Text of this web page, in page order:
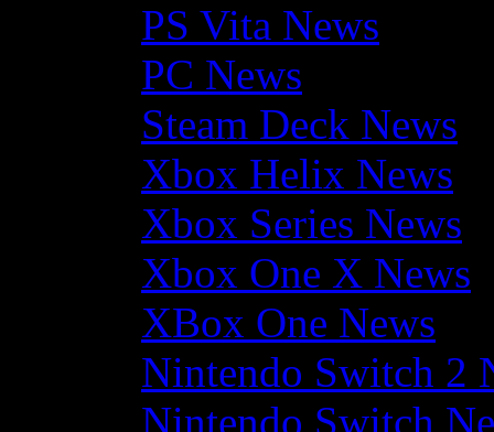
PS Vita News
PC News
Steam Deck News
Xbox Helix News
Xbox Series News
Xbox One X News
XBox One News
Nintendo Switch 2
Nintendo Switch